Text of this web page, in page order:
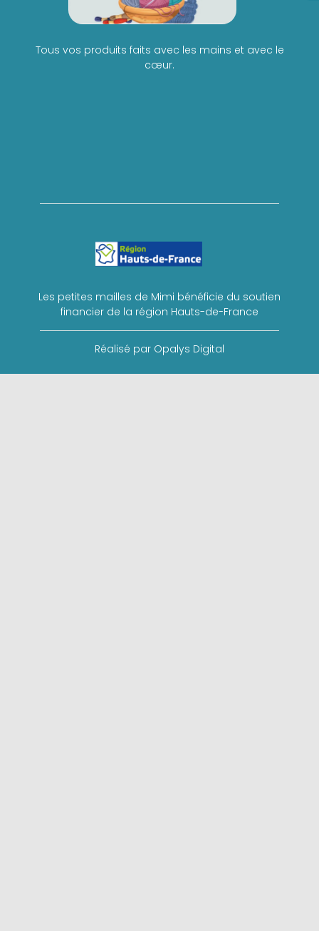
Tous vos produits faits avec les mains et avec le
cœur.
Les petites mailles de Mimi bénéficie du soutien
financier de la région Hauts-de-France
Réalisé par Opalys Digital